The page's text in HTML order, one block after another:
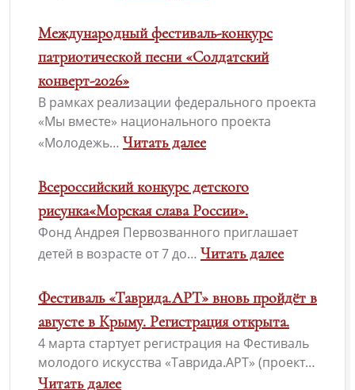
Международный фестиваль-конкурс
патриотической песни «Солдатский
конверт-2026»
В рамках реализации федерального проекта
«Мы вместе» национального проекта
«Молодежь… Читать далее
Всероссийский конкурс детского
рисунка«Морская слава России».
Фонд Андрея Первозванного приглашает
детей в возрасте от 7 до… Читать далее
Фестиваль «Таврида.АРТ» вновь пройдёт в
августе в Крыму. Регистрация открыта.
4 марта стартует регистрация на Фестиваль
молодого искусства «Таврида.АРТ» (проект…
Читать далее